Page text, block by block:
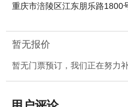
重庆市涪陵区江东朋乐路1800
暂无报价
暂无门票预订，我们正在努力